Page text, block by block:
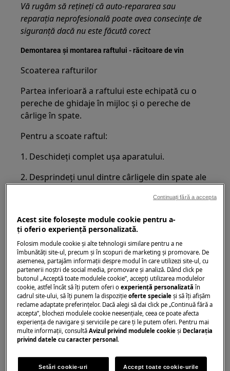
Vă rugăm să rețineți că auto-repararea sau
reparația neprofesională poate avea consecințe de
siguranță dacă nu este făcută corect
Demontarea și montarea raftului - răcitoare de vin
Scoaterea rafturilor
Partea inferioară a raftului este echipată cu o
pereche de ghidaje în mijloc și o pereche de
cârlige în spate.
Pentru a scoate raftul:
1. Deschideți complet ușa aparatului.
2. Desprindeți unul dintre cârligele din spate ale
Pentru a detașa raftul, este suficient să
desprindeți doar un cârlig din spate
Acest site folosește module cookie pentru a-
ţi oferi o experienţă personalizată.
Folosim module cookie și alte tehnologii similare pentru a ne
îmbunătăţi site-ul, precum și în scopuri de marketing și promovare. De
asemenea, partajăm informaţii despre modul în care utilizezi site-ul, cu
partenerii noștri de social media, promovare și analiză. Dând click pe
butonul „Acceptă toate modulele cookie”, accepţi utilizarea modulelor
cookie, astfel încât să îţi putem oferi oexperienţă personalizată în
cadrul site-ului, să îţi punem la dispoziţieoferte speciale și să îţi afișăm
reclame adaptate preferinţelor. Dacă alegi să dai click pe „Continuă fără a
accepta”, blochezi modulele cookie neesenţiale, ceea ce poate afecta
experienţa de navigare și serviciile pe care ţi le putem oferi. Pentru mai
multe informaţii, consultăAvizul privind modulele cookie și Declaraţia
privind datele cu caracter personal.
Setări cookie-uri Accept toate cookie-urile
Continuați fără a accepta